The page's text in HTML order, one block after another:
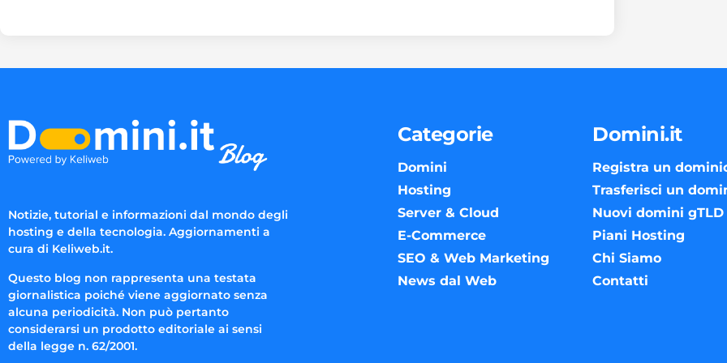
Notizie, tutorial e informazioni dal mondo degli
hosting e della tecnologia. Aggiornamenti a
cura di Keliweb.it.
Questo blog non rappresenta una testata
giornalistica poiché viene aggiornato senza
alcuna periodicità. Non può pertanto
considerarsi un prodotto editoriale ai sensi
della legge n. 62/2001.
Categorie
Domini
Hosting
Server & Cloud
E-Commerce
SEO & Web Marketing
News dal Web
Domini.it
Registra un
Trasferisci un
Nuovi domini gTLD
Piani Hosting
Chi Siamo
Contatti